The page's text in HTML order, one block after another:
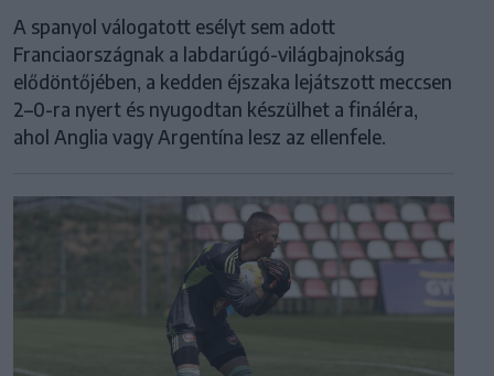
A spanyol válogatott esélyt sem adott
Franciaországnak a labdarúgó-világbajnokság
elődöntőjében, a kedden éjszaka lejátszott meccsen
2–0-ra nyert és nyugodtan készülhet a fináléra,
ahol Anglia vagy Argentína lesz az ellenfele.